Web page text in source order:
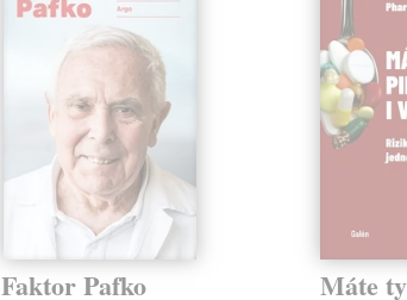
Faktor Pafko Máte